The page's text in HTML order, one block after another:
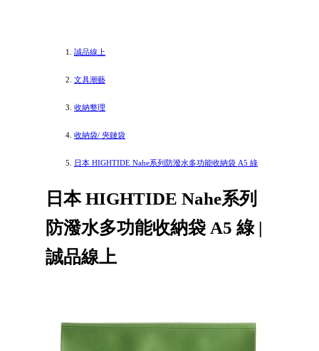
誠品線上
文具潮藝
收納整理
收納袋/ 夾鏈袋
日本 HIGHTIDE Nahe系列防潑水多功能收納袋 A5 綠
日本 HIGHTIDE Nahe系列
防潑水多功能收納袋 A5 綠 |
誠品線上